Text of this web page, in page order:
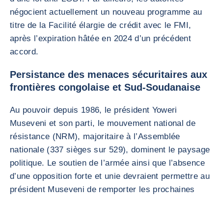
négocient actuellement un nouveau programme au
titre de la Facilité élargie de crédit avec le FMI,
après l’expiration hâtée en 2024 d’un précédent
accord.
Persistance des menaces sécuritaires aux
frontières congolaise et Sud-Soudanaise
Au pouvoir depuis 1986, le président Yoweri
Museveni et son parti, le mouvement national de
résistance (NRM), majoritaire à l’Assemblée
nationale (337 sièges sur 529), dominent le paysage
politique. Le soutien de l’armée ainsi que l’absence
d’une opposition forte et unie devraient permettre au
président Museveni de remporter les prochaines